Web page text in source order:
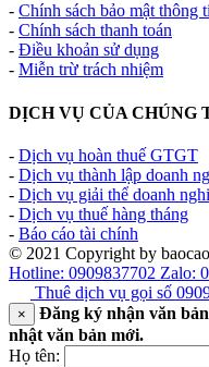
- Chính sách bảo mật thông
- Chính sách thanh toán
- Điều khoản sử dụng
- Miễn trừ trách nhiệm
DỊCH VỤ CỦA CHÚNG
- Dịch vụ hoàn thuế GTGT
- Dịch vụ thành lập doanh
- Dịch vụ giải thể doanh
- Dịch vụ thuế hàng tháng
- Báo cáo tài chính
© 2021 Copyright by
Hotline: 0909837702 Zalo:
Thuê dịch vụ gọi số
×
Đăng ký nhận văn
nhật văn bản mới.
Họ tên: